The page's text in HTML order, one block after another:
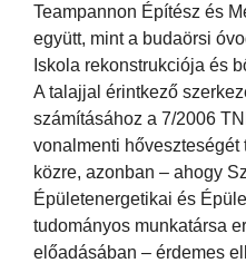
Teampannon Építész és
együtt, mint a budaörsi
Iskola rekonstrukciója és
A talajjal érintkező
számításához a 7/2006
vonalmenti hőveszteségét
közre, azonban – ahogy
Épületenergetikai és
tudományos munkatársa
előadásában – érdemes